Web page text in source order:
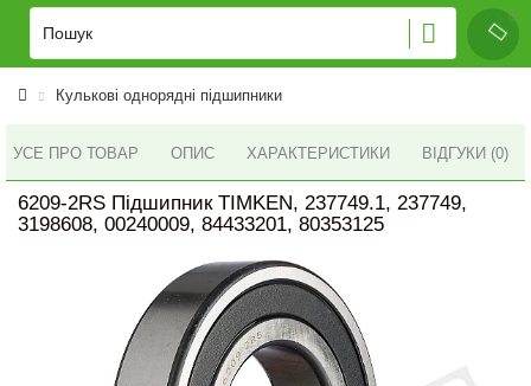
Кулькові однорядні підшипники
УСЕ ПРО ТОВАР ОПИС ХАРАКТЕРИСТИКИ ВІДГУКИ (0)
6209-2RS Підшипник TIMKEN, 237749.1, 237749,
3198608, 00240009, 84433201, 80353125